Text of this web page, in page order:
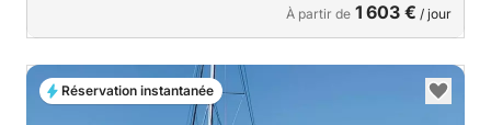
À partir de 1 603 € / jour
Réservation instantanée